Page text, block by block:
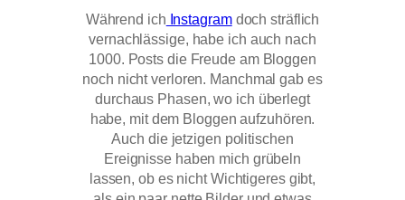
Während ich Instagramdoch sträflich
vernachlässige, habe ich auch nach
1000. Posts die Freude am Bloggen
noch nicht verloren. Manchmal gab es
durchaus Phasen, wo ich überlegt
habe, mit dem Bloggen aufzuhören.
Auch die jetzigen politischen
Ereignisse haben mich grübeln
lassen, ob es nicht Wichtigeres gibt,